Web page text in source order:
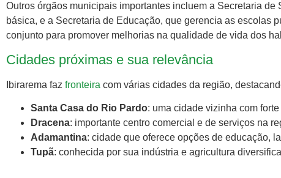
Outros órgãos municipais importantes incluem a Secretaria
básica, e a Secretaria de Educação, que gerencia as escolas
conjunto para promover melhorias na qualidade de vida dos
Cidades próximas e sua relevância
Ibirarema faz fronteira com várias cidades da região,
Santa Casa do Rio Pardo: uma cidade vizinha com
Dracena: importante centro comercial e de serviços na
Adamantina: cidade que oferece opções de educação,
Tupã: conhecida por sua indústria e agricultura